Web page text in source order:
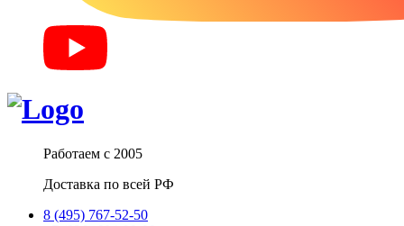
Работаем с 2005
Доставка по всей РФ
8 (495) 767-52-50